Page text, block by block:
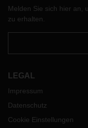
Melden Sie sich hier an,
zu erhalten.
LEGAL
Impressum
Datenschutz
Cookie Einstellungen